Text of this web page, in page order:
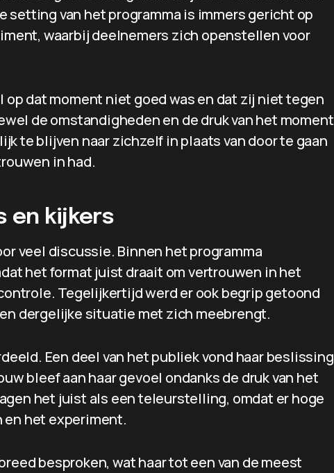
setting van het programma is immers gericht op
waarbij deelnemers zich openstellen voor
op dat moment niet goed was en dat zij niet tegen
de omstandigheden en de druk van het moment
te blijven naar zichzelf in plaats van door te gaan
in had.
en kijkers
veel discussie. Binnen het programma
het format juist draait om vertrouwen in het
Tegelijkertijd werd er ook begrip getoond
dergelijke situatie met zich meebrengt.
Een deel van het publiek vond haar beslissing
bleef aan haar gevoel ondanks de druk van het
het juist als een teleurstelling, omdat er hoge
en het experiment.
besproken, wat haar tot een van de meest